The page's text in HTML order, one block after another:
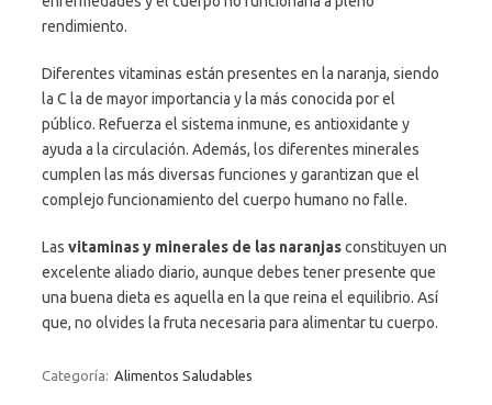
rendimiento.
Diferentes vitaminas están presentes en la naranja, siendo
la C la de mayor importancia y la más conocida por el
público. Refuerza el sistema inmune, es antioxidante y
ayuda a la circulación. Además, los diferentes minerales
cumplen las más diversas funciones y garantizan que el
complejo funcionamiento del cuerpo humano no falle.
Las vitaminas y minerales de las naranjasconstituyen un
excelente aliado diario, aunque debes tener presente que
una buena dieta es aquella en la que reina el equilibrio. Así
que, no olvides la fruta necesaria para alimentar tu cuerpo.
Categoría: Alimentos Saludables